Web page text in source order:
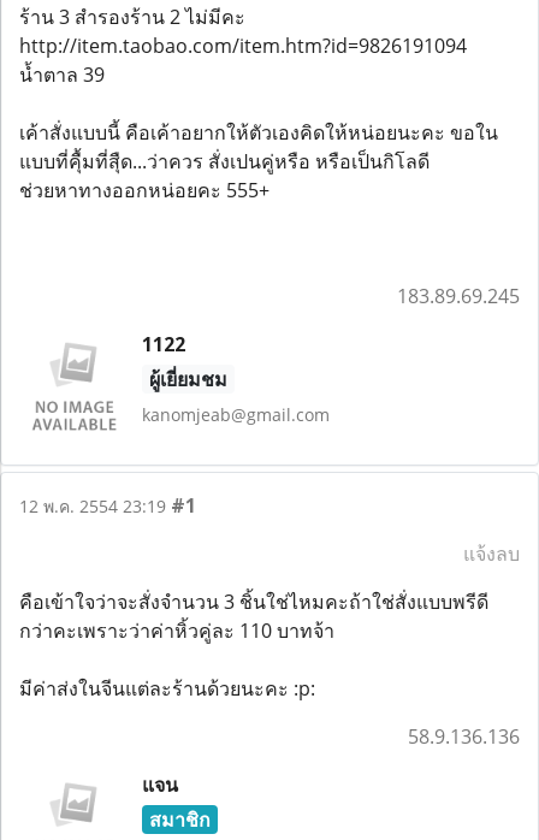
ร้าน 3 สำรองร้าน 2 ไม่มีคะ
http://item.taobao.com/item.htm?id=9826191094
น้ำตาล 39
เค้าสั่งแบบนี้ คือเค้าอยากให้ตัวเองคิดให้หน่อยนะคะ ขอใน
แบบที่คุื้มที่สุืด...ว่าควร สั่งเปนคู่หรือ หรือเป็นกิโลดี
ช่วยหาทางออกหน่อยคะ 555+
183.89.69.245
1122
ผู้เยี่ยมชม
kanomjeab@gmail.com
12 พ.ค. 2554 23:19 #1
แจ้งลบ
คือเข้าใจว่าจะสั่งจำนวน 3 ชิ้นใช่ไหมคะถ้าใช่สั่งแบบพรีดี
กว่าคะเพราะว่าค่าหิ้วคู่ละ 110 บาทจ้า
มีค่าส่งในจีนแต่ละร้านด้วยนะคะ :p:
58.9.136.136
แจน
สมาชิก